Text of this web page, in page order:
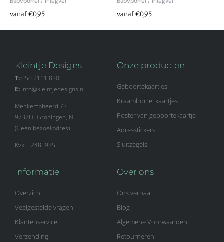
vanaf €0,95 vanaf €0,95
Kleintje Designs
T:050 2111 830
E: info@kleintjedesigns.nl
Menkemaheerd 73
9737LC Groningen, NL
(Geen bezoekadres)
Kvk: 52485935
Onze producten
Geboortekaartjes
Kraamborrel kaartjes
Poster van geboortekaartje
Adresstickers
Sluitzegels
Informatie
Overzicht
Veelgestelde vragen
Klantenservice
Verzending
Over ons
Ons verhaal
Blog
Algemene Voorwaarden
Retourneren